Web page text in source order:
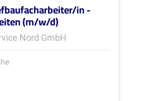
in -
(m/w/d)
Nord GmbH